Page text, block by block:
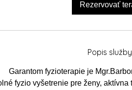
Rezervovať
Popis služby
Garantom fyzioterapie je
fyzio vyšetrenie pre ženy,